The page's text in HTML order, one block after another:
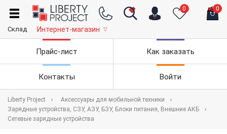
0 0
Склад Интернет-магазин ▽
Прайс-лист Как заказать
Контакты Войти
Liberty Project
Аксессуары для мобильной техники
Зарядные устройства, СЗУ, АЗУ, БЗУ, Блоки питания, Внешние АКБ
Сетевые зарядные устройства